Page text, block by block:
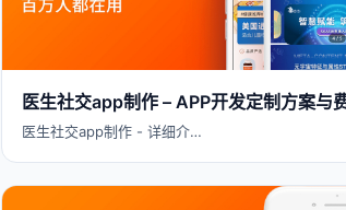
医生社交app制作 – APP开发定制方案与
医生社交app制作 - 详细介…